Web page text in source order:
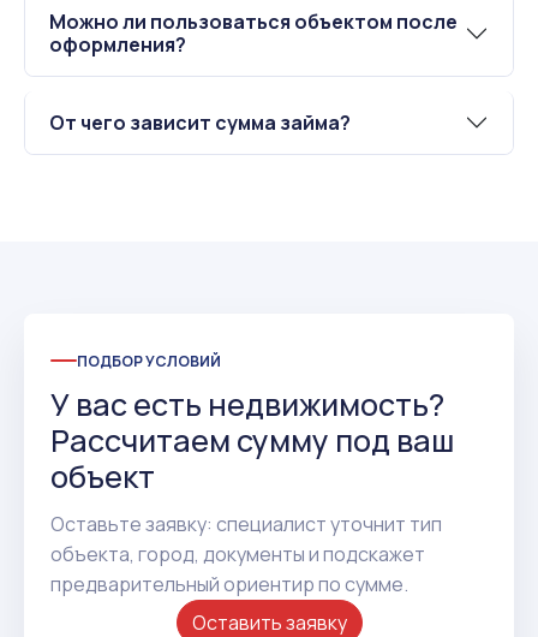
Можно ли пользоваться объектом после
оформления?
От чего зависит сумма займа?
ПОДБОР УСЛОВИЙ
У вас есть недвижимость?
Рассчитаем сумму под ваш
объект
Оставьте заявку: специалист уточнит тип
объекта, город, документы и подскажет
предварительный ориентир по сумме.
Оставить заявку